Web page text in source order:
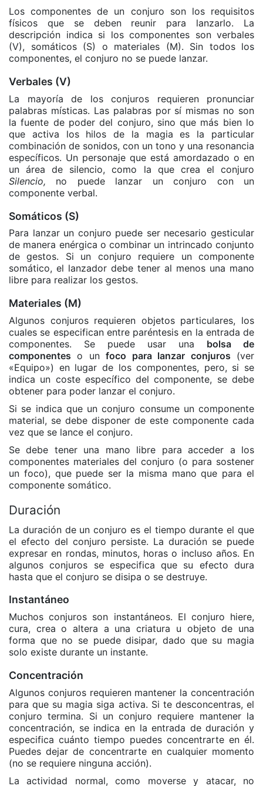
Los componentes de un conjuro son los requisitos
físicos que se deben reunir para lanzarlo. La
descripción indica si los componentes son verbales
(V), somáticos (S) o materiales (M). Sin todos los
componentes, el conjuro no se puede lanzar.
Verbales (V)
La mayoría de los conjuros requieren pronunciar
palabras místicas. Las palabras por sí mismas no son
la fuente de poder del conjuro, sino que más bien lo
que activa los hilos de la magia es la particular
combinación de sonidos, con un tono y una resonancia
específicos. Un personaje que está amordazado o en
un área de silencio, como la que crea el conjuro
Silencio, no puede lanzar un conjuro con un
componente verbal.
Somáticos (S)
Para lanzar un conjuro puede ser necesario gesticular
de manera enérgica o combinar un intrincado conjunto
de gestos. Si un conjuro requiere un componente
somático, el lanzador debe tener al menos una mano
libre para realizar los gestos.
Materiales (M)
Algunos conjuros requieren objetos particulares, los
cuales se especifican entre paréntesis en la entrada de
componentes. Se puede usar una bolsa de
componentes o unfoco para lanzar conjuros (ver
«Equipo») en lugar de los componentes, pero, si se
indica un coste específico del componente, se debe
obtener para poder lanzar el conjuro.
Si se indica que un conjuro consume un componente
material, se debe disponer de este componente cada
vez que se lance el conjuro.
Se debe tener una mano libre para acceder a los
componentes materiales del conjuro (o para sostener
un foco), que puede ser la misma mano que para el
componente somático.
Duración
La duración de un conjuro es el tiempo durante el que
el efecto del conjuro persiste. La duración se puede
expresar en rondas, minutos, horas o incluso años. En
algunos conjuros se especifica que su efecto dura
hasta que el conjuro se disipa o se destruye.
Instantáneo
Muchos conjuros son instantáneos. El conjuro hiere,
cura, crea o altera a una criatura u objeto de una
forma que no se puede disipar, dado que su magia
solo existe durante un instante.
Concentración
Algunos conjuros requieren mantener la concentración
para que su magia siga activa. Si te desconcentras, el
conjuro termina. Si un conjuro requiere mantener la
concentración, se indica en la entrada de duración y
especifica cuánto tiempo puedes concentrarte en él.
Puedes dejar de concentrarte en cualquier momento
(no se requiere ninguna acción).
La actividad normal, como moverse y atacar, no